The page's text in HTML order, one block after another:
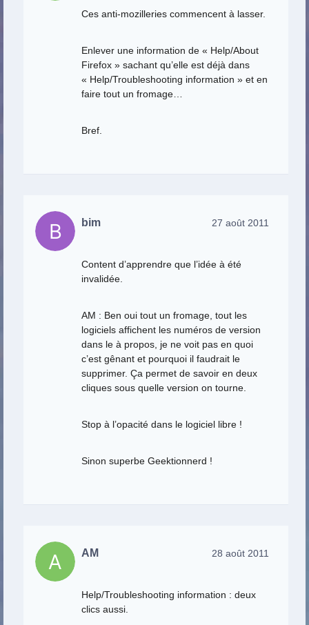
Ces anti-mozilleries commencent à lasser.
Enlever une information de « Help/About
Firefox » sachant qu’elle est déjà dans
« Help/Troubleshooting information » et en
faire tout un fromage…
Bref.
bim 27 août 2011
Content d’apprendre que l’idée à été
invalidée.
AM : Ben oui tout un fromage, tout les
logiciels affichent les numéros de version
dans le à propos, je ne voit pas en quoi
c’est gênant et pourquoi il faudrait le
supprimer. Ça permet de savoir en deux
cliques sous quelle version on tourne.
Stop à l’opacité dans le logiciel libre !
Sinon superbe Geektionnerd !
AM 28 août 2011
Help/Troubleshooting information : deux
clics aussi.